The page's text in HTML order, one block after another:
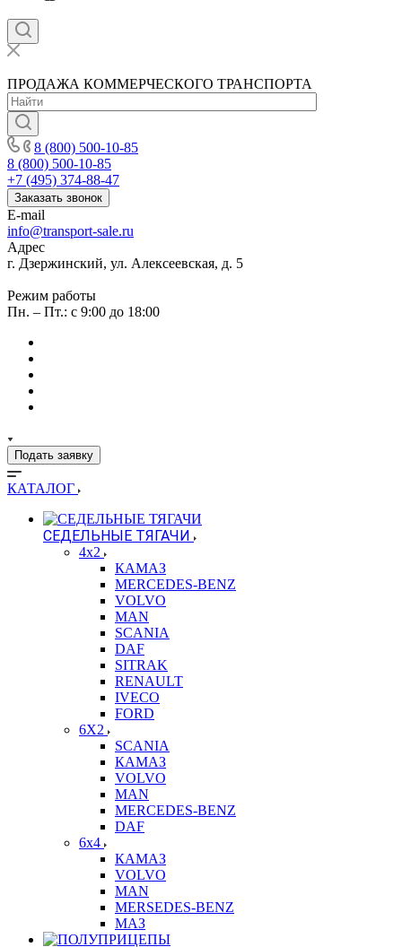
ПРОДАЖА КОММЕРЧЕСКОГО ТРАНСПОРТА
8 (800) 500-10-85
8 (800) 500-10-85
+7 (495) 374-88-47
Заказать звонок
E-mail
info@transport-sale.ru
Адрес
г. Дзержинский, ул. Алексеевская, д. 5
Режим работы
Пн. – Пт.: с 9:00 до 18:00
Подать заявку
КАТАЛОГ
СЕДЕЛЬНЫЕ ТЯГАЧИ
4x2
КАМАЗ
MERCEDES-BENZ
VOLVO
MAN
SCANIA
DAF
SITRAK
RENAULT
IVECO
FORD
6X2
SCANIA
КАМАЗ
VOLVO
MAN
MERCEDES-BENZ
DAF
6x4
КАМАЗ
VOLVO
MAN
MERSEDES-BENZ
МАЗ